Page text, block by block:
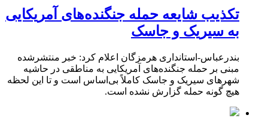
تکذیب شایعه حمله جنگنده‌های آمریکایی
به سیریک و جاسک
بندرعباس-استانداری هرمزگان اعلام کرد: خبر منتشرشده
مبنی بر حمله جنگنده‌های آمریکایی به مناطقی در حاشیه
شهرهای سیریک و جاسک کاملاً بی‌اساس است و تا این لحظه
هیچ گونه حمله گزارش نشده است.